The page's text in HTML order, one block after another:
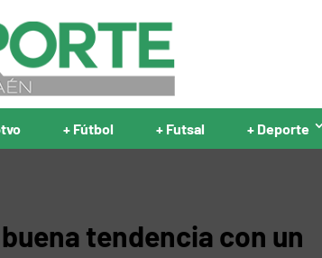
+ Fútbol + Futsal + Deporte
tendencia con un